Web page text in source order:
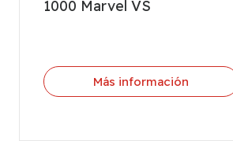
1000 Marvel VS
Más información